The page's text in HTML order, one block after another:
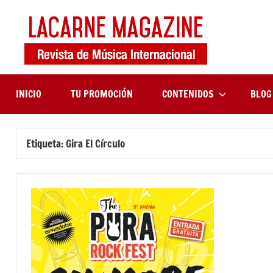
contenido
música
internacional
INICIO TU PROMOCIÓN CONTENIDOS BLOG
Etiqueta:Gira El Círculo